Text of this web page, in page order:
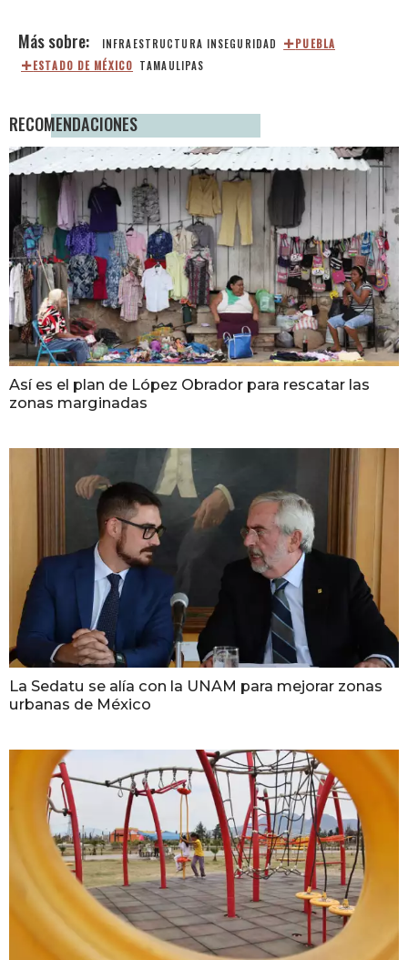
INFRAESTRUCTURA INSEGURIDAD
PUEBLA
ESTADO DE MÉXICO TAMAULIPAS
RECOMENDACIONES
Así es el plan de López Obrador para rescatar las
zonas marginadas
La Sedatu se alía con la UNAM para mejorar zonas
urbanas de México